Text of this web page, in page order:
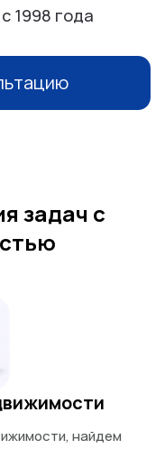
1998 года
задач с
найдем